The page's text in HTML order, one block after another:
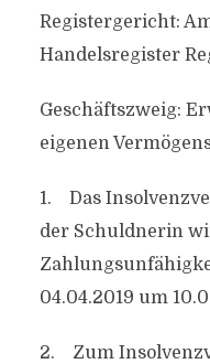
Registergericht:
Handelsregister
Geschäftszweig:
eigenen
1. Das
der Schuldnerin
04.04.2019 um
2. Zum